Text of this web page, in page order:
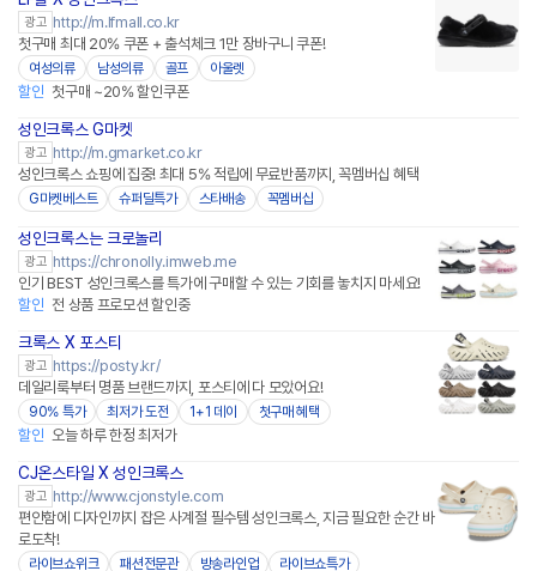
광고 http://m.lfmall.co.kr
첫구매 최대 20% 쿠폰 + 출석체크 1만 장바구니 쿠폰!
여성의류 남성의류 골프 아울렛
할인 첫구매 ~20% 할인쿠폰
성인크록스 G마켓
광고 http://m.gmarket.co.kr
성인크록스 쇼핑에 집중! 최대 5% 적립에 무료반품까지, 꼭멤버십 혜택
G마켓베스트 슈퍼딜특가 스타배송 꼭멤버십
성인크록스는 크로놀리
광고 https://chronolly.imweb.me
인기 BEST 성인크록스를 특가에 구매할 수 있는 기회를 놓치지 마세요!
할인 전 상품 프로모션 할인중
크록스 X 포스티
광고 https://posty.kr/
데일리룩부터 명품 브랜드까지, 포스티에 다 모았어요!
90% 특가 최저가 도전 1+1 데이 첫구매 혜택
할인 오늘 하루 한정 최저가
CJ온스타일 X 성인크록스
광고 http://www.cjonstyle.com
편안함에 디자인까지 잡은 사계절 필수템 성인크록스, 지금 필요한 순간 바
로도착!
라이브쇼위크 패션전문관 방송라인업 라이브쇼특가